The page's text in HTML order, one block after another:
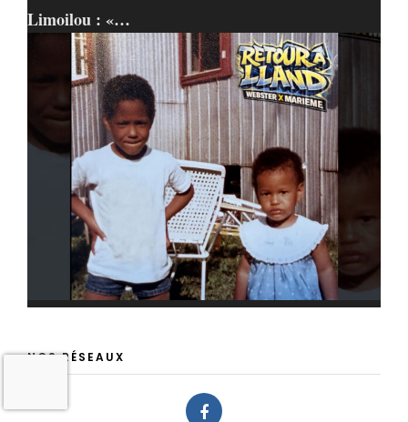
Limoilou : «…
NOS RÉSEAUX